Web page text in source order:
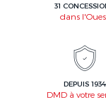
31
dans
DEPUIS 1934
DMD à votre